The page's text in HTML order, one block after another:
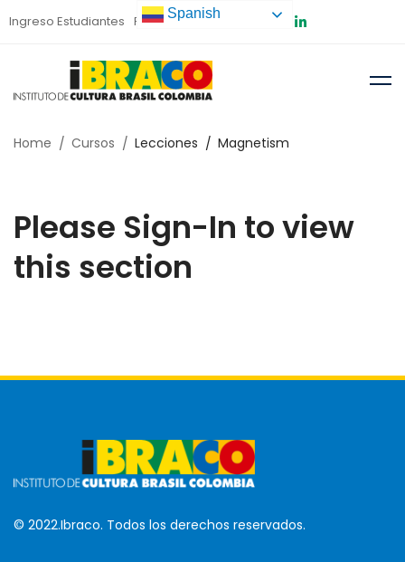
Ingreso Estudiantes Preinscripción
Home Cursos Lecciones Magnetism
Please Sign-In to view
this section
© 2022.Ibraco. Todos los derechos reservados.
Spanish